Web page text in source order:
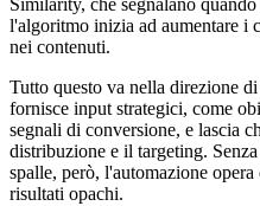
Similarity, che segnalano
l'algoritmo inizia ad aumentare i
nei contenuti.
Tutto questo va nella direzione
fornisce input strategici, come
segnali di conversione, e lascia
distribuzione e il targeting.
spalle, però, l'automazione
risultati opachi.